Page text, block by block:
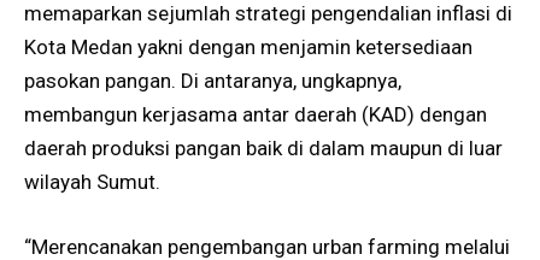
memaparkan sejumlah strategi pengendalian inflasi di
Kota Medan yakni dengan menjamin ketersediaan
pasokan pangan. Di antaranya, ungkapnya,
membangun kerjasama antar daerah (KAD) dengan
daerah produksi pangan baik di dalam maupun di luar
wilayah Sumut.
“Merencanakan pengembangan urban farming melalui